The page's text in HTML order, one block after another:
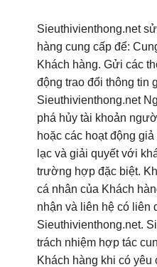
Sieuthivienthong.net
hàng cung cấp để:
Khách hàng. Gửi các
động trao đổi thông tin
Sieuthivienthong.net
phá hủy tài khoản
hoặc các hoạt động
lạc và giải quyết với
trường hợp đặc biệt.
cá nhân của Khách
nhận và liên hệ có liên
Sieuthivienthong.net.
trách nhiệm hợp tác
Khách hàng khi có